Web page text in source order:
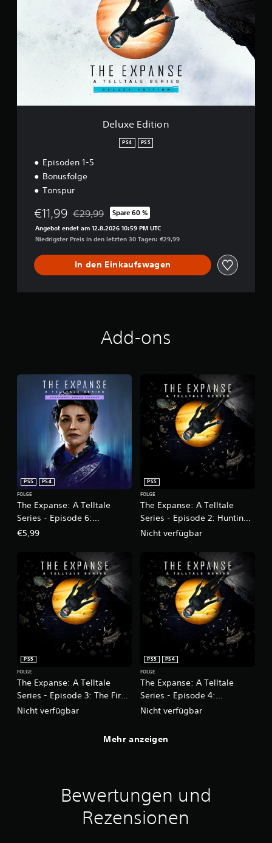
u
e
E
n
Deluxe Edition
PS4 PS5
Episoden 1-5
Bonusfolge
Tonspur
€11,99 Preisnachlass gegenüber dem Originalpreis von
€29,99 Spare 60 %
Angebot endet am 12.8.2026 10:59 PM UTC
Niedrigster Preis in den letzten 30 Tagen: €29,99
In den Einkaufswagen
Add-ons
The Expanse: A Telltale
Series - Episode 6:
Archangel
PS5
PS4
FOLGE
€5,99
The Expanse: A Telltale
Series - Episode 2: Hunting
Grounds
PS5
FOLGE
Nicht verfügbar
The Expanse: A Telltale
Series - Episode 3: The First
Ones
PS5
FOLGE
Nicht verfügbar
The Expanse: A Telltale
Series - Episode 4:
Impossible Objects
PS5
PS4
FOLGE
Nicht verfügbar
Mehr anzeigen
Bewertungen und
Rezensionen